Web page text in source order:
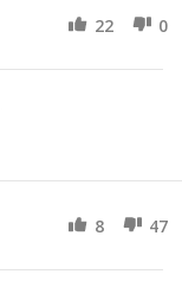
22 0
8 47